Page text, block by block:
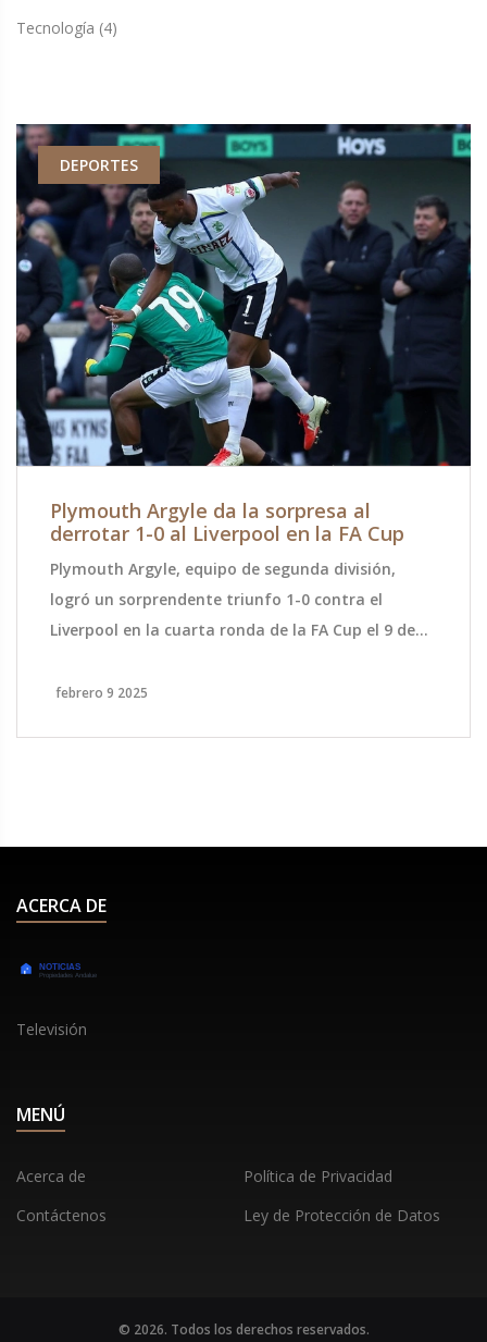
Tecnología (4)
DEPORTES
Plymouth Argyle da la sorpresa al
derrotar 1-0 al Liverpool en la FA Cup
Plymouth Argyle, equipo de segunda división,
logró un sorprendente triunfo 1-0 contra el
Liverpool en la cuarta ronda de la FA Cup el 9 de
tras una mano de Harvey Elliott. Pese a la presión
febrero 9 2025
ACERCA DE
Televisión
MENÚ
Acerca de
Política de Privacidad
Contáctenos
Ley de Protección de Datos
© 2026. Todos los derechos reservados.